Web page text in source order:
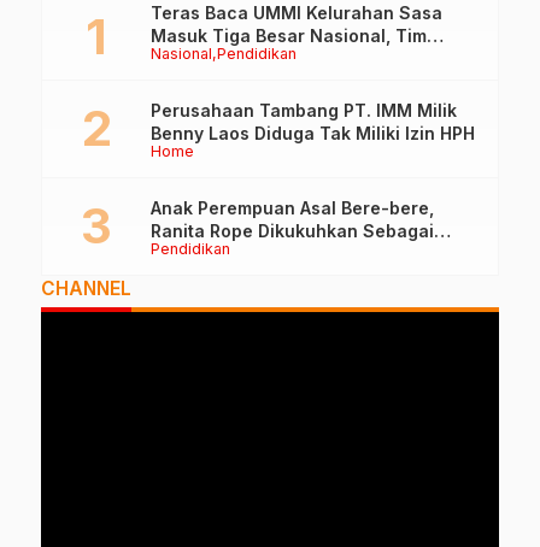
Nasional Pendidikan
Teras Baca UMMI Kelurahan Sasa
Masuk Tiga Besar Nasional, Tim
Penilai Lakukan Visitasi di Ternate
Home
Perusahaan Tambang PT. IMM Milik
Benny Laos Diduga Tak Miliki Izin HPH
Pendidikan
Anak Perempuan Asal Bere-bere,
Ranita Rope Dikukuhkan Sebagai
Guru Besar dan Rektor Ummu
CHANNEL